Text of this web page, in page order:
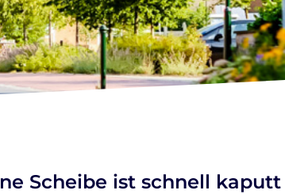
Scheibe ist schnell kaputt